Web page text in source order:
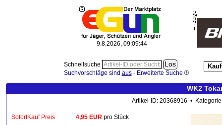
9.8.2026, 09:09:44
Schnellsuche
Suchvorschläge sind aus- Erweiterte Suche
WK2
Artikel-ID: 20368916 •
SofortKauf Preis 4,95 EUR pro Stück